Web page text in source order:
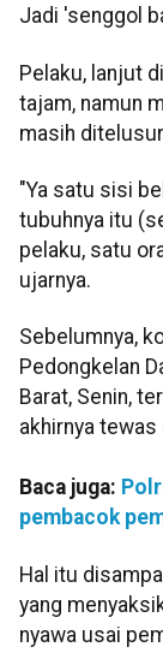
Jadi 'senggol
Pelaku, lanjut
tajam, namun
masih
"Ya satu sisi
tubuhnya itu
pelaku, satu
ujarnya.
Sebelumnya,
Pedongkelan
Barat, Senin,
akhirnya
Baca juga:
pembacok
Hal itu
yang
nyawa usai